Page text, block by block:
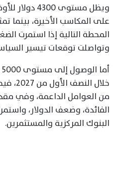
ويظل مستوى
المحطة التالية إذا استمرت
وتواصلت توقعات تيسير
خلال
من العوامل الداعمة، وفي
الفائدة، وضعف الدولار،
البنوك المركزية والمستثمرين.